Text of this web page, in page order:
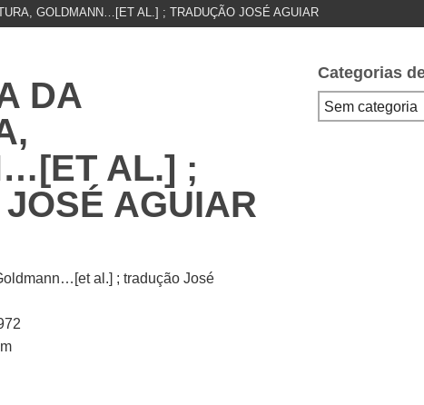
GOLDMANN…[ET AL.] ; TRADUÇÃO JOSÉ AGUIAR
DA
AL.] ;
AGUIAR
al.] ; tradução José
Categorias